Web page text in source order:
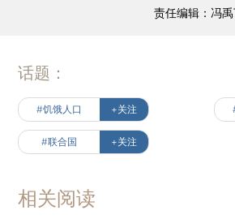
责任编辑：冯
话题：
#饥饿人口 +关注
#联合国 +关注
相关阅读